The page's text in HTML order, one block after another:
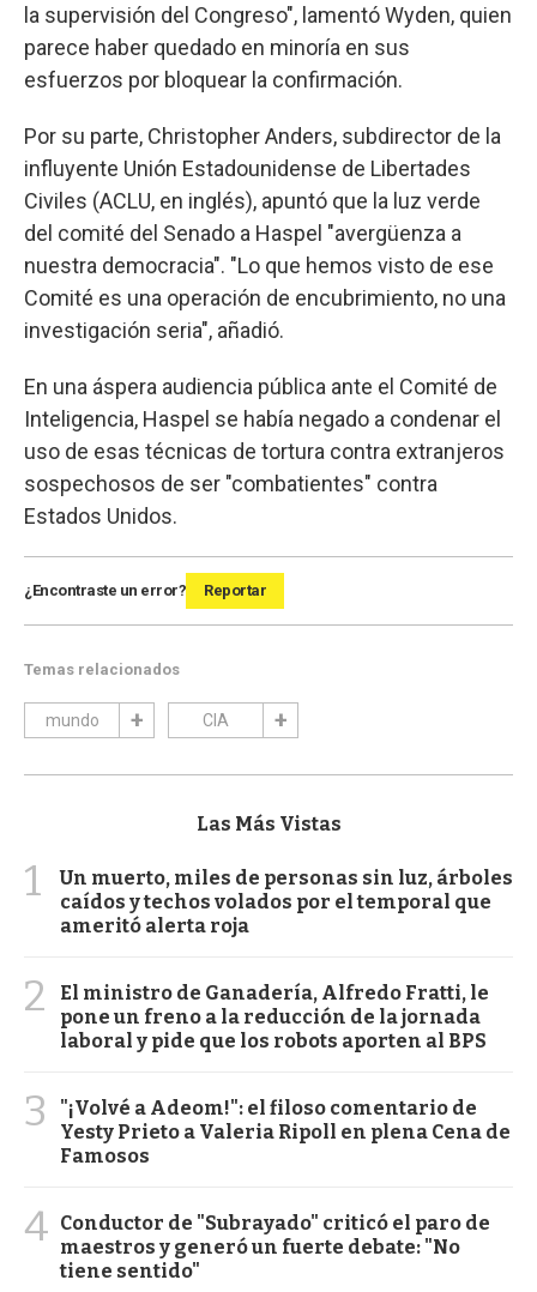
la supervisión del Congreso", lamentó Wyden, quien
parece haber quedado en minoría en sus
esfuerzos por bloquear la confirmación.
Por su parte, Christopher Anders, subdirector de la
influyente Unión Estadounidense de Libertades
Civiles (ACLU, en inglés), apuntó que la luz verde
del comité del Senado a Haspel "avergüenza a
nuestra democracia". "Lo que hemos visto de ese
Comité es una operación de encubrimiento, no una
investigación seria", añadió.
En una áspera audiencia pública ante el Comité de
Inteligencia, Haspel se había negado a condenar el
uso de esas técnicas de tortura contra extranjeros
sospechosos de ser "combatientes" contra
Estados Unidos.
¿Encontraste un error? Reportar
Temas relacionados
mundo CIA
Las Más Vistas
1
Un muerto, miles de personas sin luz, árboles
caídos y techos volados por el temporal que
ameritó alerta roja
2
El ministro de Ganadería, Alfredo Fratti, le
pone un freno a la reducción de la jornada
laboral y pide que los robots aporten al BPS
3
"¡Volvé a Adeom!": el filoso comentario de
Yesty Prieto a Valeria Ripoll en plena Cena de
Famosos
4 Conductor de "Subrayado" criticó el paro de
maestros y generó un fuerte debate: "No
tiene sentido"